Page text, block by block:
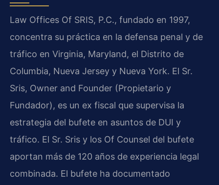
Law Offices Of SRIS, P.C., fundado en 1997,
concentra su práctica en la defensa penal y de
tráfico en Virginia, Maryland, el Distrito de
Columbia, Nueva Jersey y Nueva York. El Sr.
Sris, Owner and Founder (Propietario y
Fundador), es un ex fiscal que supervisa la
estrategia del bufete en asuntos de DUI y
tráfico. El Sr. Sris y los Of Counsel del bufete
aportan más de 120 años de experiencia legal
combinada. El bufete ha documentado